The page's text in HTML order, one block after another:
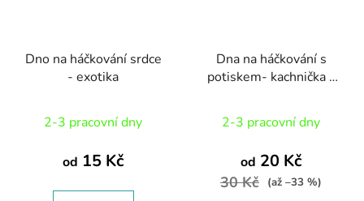
Dno na háčkování srdce
- exotika
2-3 pracovní dny
od 15 Kč
Dna na háčkování s
potiskem- kachnička v
2-3 pracovní dny
od 20 Kč
30 Kč (až –33 %)